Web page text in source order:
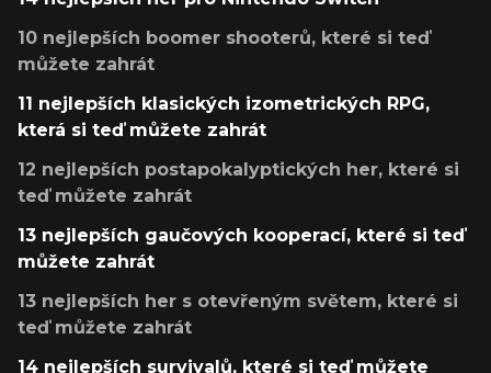
10 nejlepších boomer shooterů, které si teď
můžete zahrát
11 nejlepších klasických izometrických RPG,
která si teď můžete zahrát
12 nejlepších postapokalyptických her, které si
teď můžete zahrát
13 nejlepších gaučových kooperací, které si teď
můžete zahrát
13 nejlepších her s otevřeným světem, které si
teď můžete zahrát
14 nejlepších survivalů, které si teď můžete